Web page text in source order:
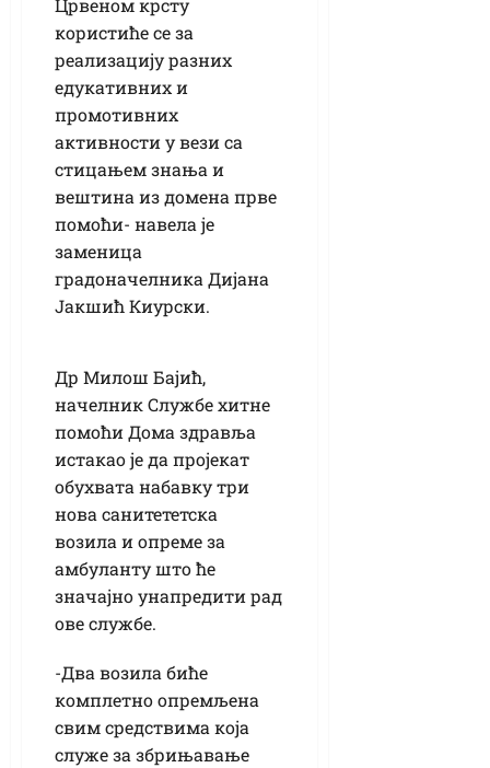
Црвеном крсту
користиће се за
реализацију разних
едукативних и
промотивних
активности у вези са
стицањем знања и
вештина из домена прве
помоћи- навела је
заменица
градоначелника Дијана
Јакшић Киурски.
Др Милош Бајић,
начелник Службе хитне
помоћи Дома здравља
истакао је да пројекат
обухвата набавку три
нова санитететска
возила и опреме за
амбуланту што ће
значајно унапредити рад
ове службе.
-Два возила биће
комплетно опремљена
свим средствима која
служе за збрињавање